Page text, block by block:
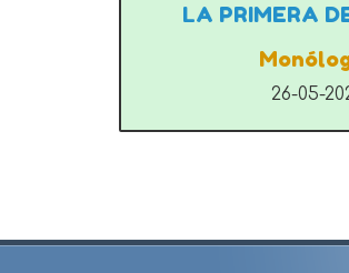
LA PRIMERA
26-05-